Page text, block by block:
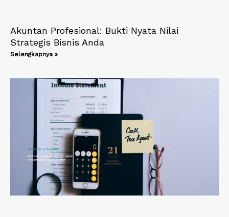
Akuntan Profesional: Bukti Nyata Nilai
Strategis Bisnis Anda
Selengkapnya »